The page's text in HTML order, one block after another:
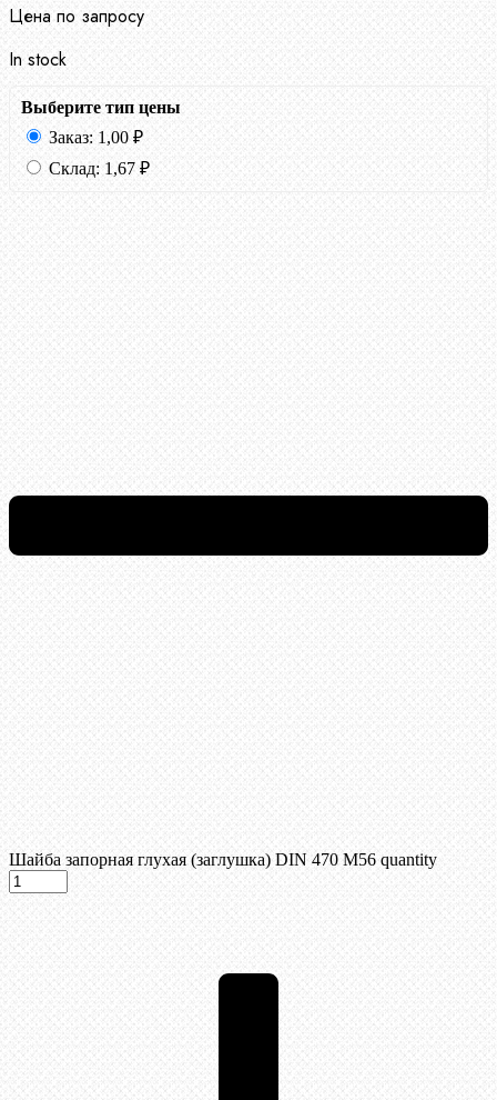
Цена по запросу
In stock
Выберите тип цены
Заказ: 1,00 ₽
Склад: 1,67 ₽
Шайба запорная глухая (заглушка) DIN 470 М56 quantity